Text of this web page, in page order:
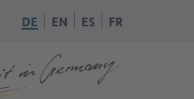
DE EN ES FR